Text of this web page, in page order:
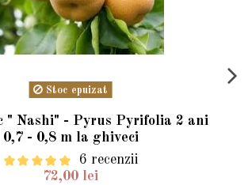
Stoc epuizat
" Nashi" - Pyrus Pyrifolia 2 ani
0,7 - 0,8 m la ghiveci
6 recenzii
72,00 lei